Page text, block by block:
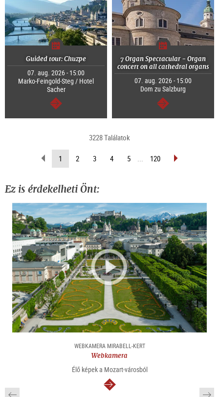
Guided tour: Chuzpe
07. aug. 2026 - 15:00
Marko-Feingold-Steg / Hotel
Sacher
Tovább
7 Organ Spectacular - Organ
concert on all cathedral organs
07. aug. 2026 - 15:00
Dom zu Salzburg
Tovább
3228 Találatok
Lapozás
vissza
1 (Aktuális
oldal)
2 3 4 5 ... 120 Lapozás
Ez is érdekelheti Önt:
WEBKAMERA MIRABELL-KERT
Webkamera
Élő képek a Mozart-városból
Tovább